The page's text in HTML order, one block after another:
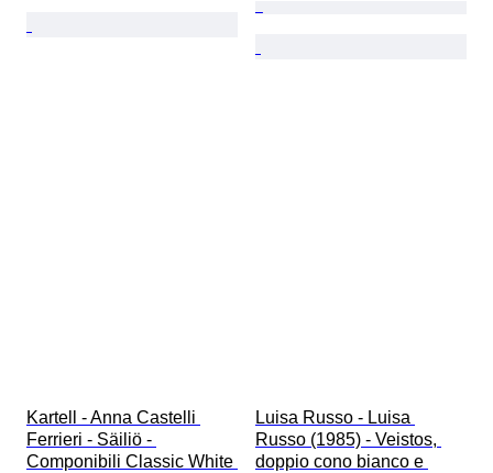
Kartell - Anna Castelli
Ferrieri - Säiliö -
Componibili Classic White
Luisa Russo - Luisa
Russo (1985) - Veistos,
doppio cono bianco e